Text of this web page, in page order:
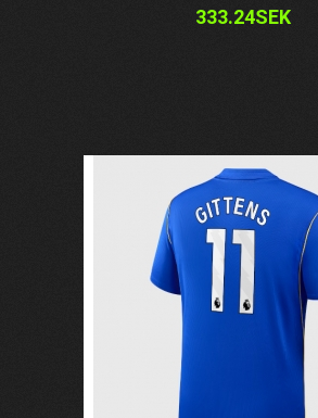
333.24SEK